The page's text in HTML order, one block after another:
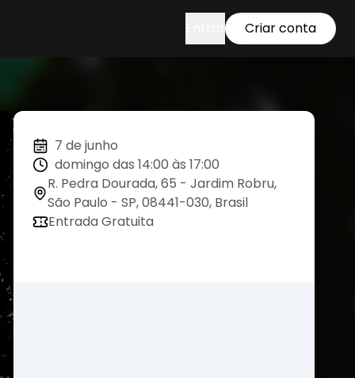
Criar conta
7 de junho
domingo das 14:00 às 17:00
R. Pedra Dourada, 65 - Jardim Robru,
São Paulo - SP, 08441-030, Brasil
Entrada Gratuita